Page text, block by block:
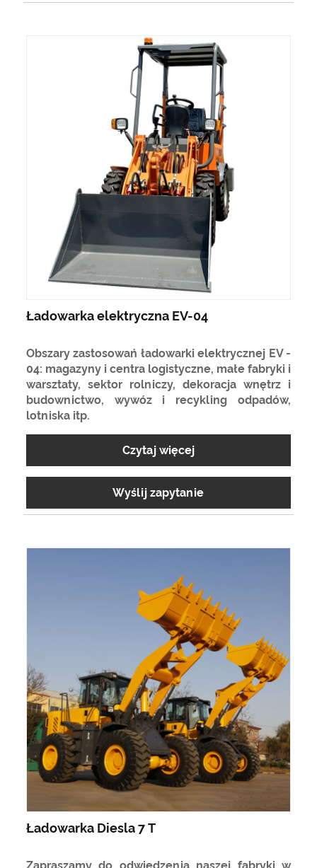
Ładowarka elektryczna EV-04
Obszary zastosowań ładowarki elektrycznej EV -
04: magazyny i centra logistyczne, małe fabryki i
warsztaty, sektor rolniczy, dekoracja wnętrz i
budownictwo, wywóz i recykling odpadów,
lotniska itp.
Czytaj więcej
Wyślij zapytanie
Ładowarka Diesla 7 T